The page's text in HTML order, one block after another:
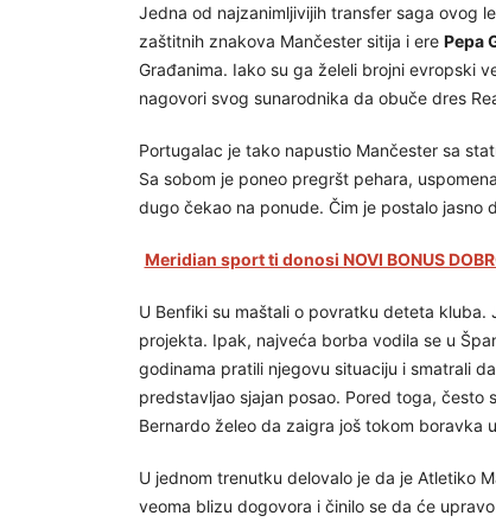
Jedna od najzanimljivijih transfer saga ovog
zaštitnih znakova Mančester sitija i ere Pepa
Građanima. Iako su ga želeli brojni evropski
nagovori svog sunarodnika da obuče dres
Portugalac je tako napustio Mančester sa
Sa sobom je poneo pregršt pehara,
dugo čekao na ponude. Čim je postalo jasno
Meridian sport ti donosi NOVI BONUS
U Benfiki su maštali o povratku deteta
projekta. Ipak, najveća borba vodila se u
godinama pratili njegovu situaciju i smatrali
predstavljao sjajan posao. Pored toga, često
Bernardo želeo da zaigra još tokom boravka
U jednom trenutku delovalo je da je Atletiko
veoma blizu dogovora i činilo se da će upravo